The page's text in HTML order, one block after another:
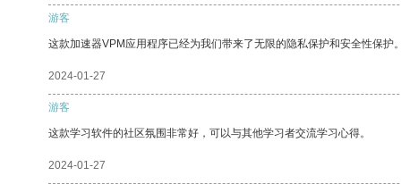
游客
这款加速器VPM应用程序已经为我们带来了无限的隐私保护和安全性保护
2024-01-27
游客
这款学习软件的社区氛围非常好，可以与其他学习者交流学习心得。
2024-01-27